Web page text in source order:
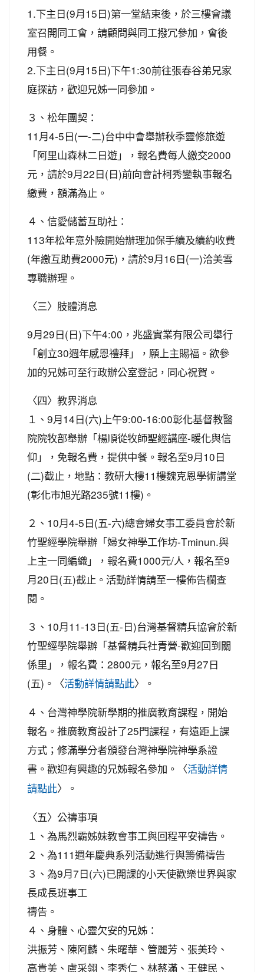
1.下主日(9月15日)第一堂結束後，於三樓會議
室召開同工會，請顧問與同工撥冗參加，會後
用餐。
2.下主日(9月15日)下午1:30前往張春谷弟兄家
庭探訪，歡迎兄姊一同參加。
３、松年團契：
11月4-5日(一-二)台中中會舉辦秋季靈修旅遊
「阿里山森林二日遊」，報名費每人繳交2000
元，請於9月22日(日)前向會計柯秀鑾執事報名
繳費，額滿為止。
４、信愛儲蓄互助社：
113年松年意外險開始辦理加保手續及續約收費
(年繳互助費2000元)，請於9月16日(一)洽美雪
專職辦理。
〈三〉肢體消息
9月29日(日)下午4:00，兆盛實業有限公司舉行
「創立30週年感恩禮拜」，願上主賜福。欲參
加的兄姊可至行政辦公室登記，同心祝賀。
〈四〉教界消息
１、9月14日(六)上午9:00-16:00彰化基督教醫
院院牧部舉辦「楊順從牧師聖經講座-暖化與信
仰」，免報名費，提供中餐。報名至9月10日
(二)截止，地點：教研大樓11樓魏克恩學術講堂
(彰化市旭光路235號11樓)。
２、10月4-5日(五-六)總會婦女事工委員會於新
竹聖經學院舉辦「婦女神學工作坊-Tminun.與
上主一同編織」，報名費1000元/人，報名至9
月20日(五)截止。活動詳情請至一樓佈告欄查
閱。
３、10月11-13日(五-日)台灣基督精兵協會於新
竹聖經學院舉辦「基督精兵社青營-歡迎回到關
係里」，報名費：2800元，報名至9月27日
(五)。〈活動詳情請點此〉。
４、台灣神學院新學期的推廣教育課程，開始
報名。推廣教育設計了25門課程，有遠距上課
方式；修滿學分者頒發台灣神學院神學系證
書。歡迎有興趣的兄姊報名參加。〈活動詳情
請點此〉。
〈五〉公禱事項
１、為馬烈霸姊妹教會事工與回程平安禱告。
２、為111週年慶典系列活動進行與籌備禱告
３、為9月7日(六)已開課的小天使歡樂世界與家
長成長班事工
禱告。
４、身體、心靈欠安的兄姊：
洪振芳、陳阿麟、朱曙華、管麗芳、張美玲、
高貴美、盧采翎、李秀仁、林蔡滿、王健民、